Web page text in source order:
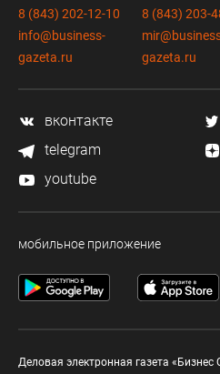
8 (843) 202-12-10
info@business-
gazeta.ru
8 (843) 203-
gazeta.ru
вконтакте
telegram
youtube
мобильное приложение
Деловая электронная газета «Бизнес